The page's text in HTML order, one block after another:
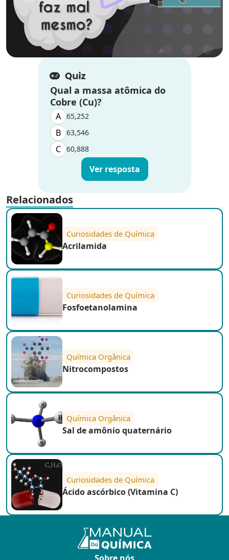
Qual a massa atômica do
Cobre (Cu)?
A 65,252
B 63,546
C 60,888
Ver resposta
Relacionados
Curiosidades de Química
Acrilamida
Curiosidades de Química
Fosfoetanolamina
Química Orgânica
Nitrocompostos
Química Orgânica
Sal de amônio quaternário
Curiosidades de Química
Ácido ascórbico (Vitamina C)